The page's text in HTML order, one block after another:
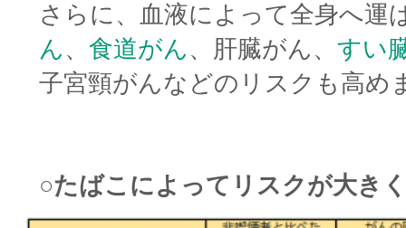
さらに、血液によって全身へ運
ん 、 食道がん 、肝臓がん、 すい
子宮頸がんなどのリスクも高め
○たばこによってリスクが大き